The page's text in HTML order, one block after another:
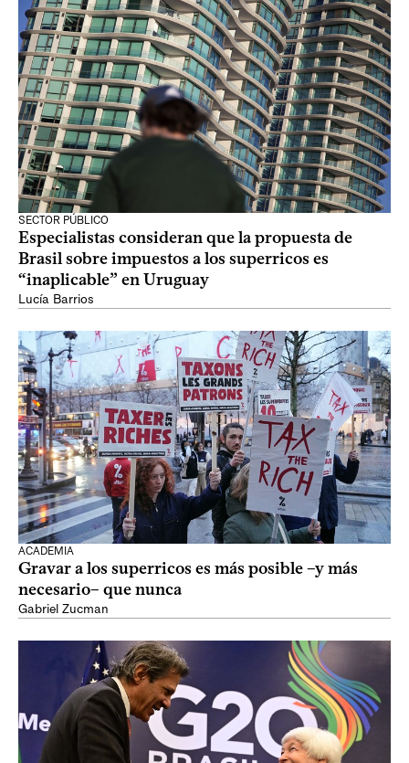
SECTOR PÚBLICO
Especialistas consideran que la propuesta de
Brasil sobre impuestos a los superricos es
“inaplicable” en Uruguay
Lucía Barrios
ACADEMIA
Gravar a los superricos es más posible –y más
necesario– que nunca
Gabriel Zucman